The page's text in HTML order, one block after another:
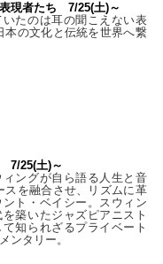
現者たち 7/25(土)～
たのは耳の聞こえない表
本の文化と伝統を世界へ繋
7/25(土)～
ングが自ら語る人生と音
スを融合させ、リズムに革
ト・ベイシー。スウィン
築いたジャズピアニスト
知られざるプライベート
ンタリー。